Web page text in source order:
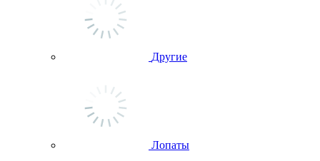
Другие
Лопаты